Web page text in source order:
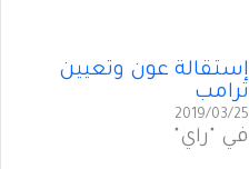
إستقالةُ عون وتعيينُ
ترامب
2019/03/25
في "رأي"